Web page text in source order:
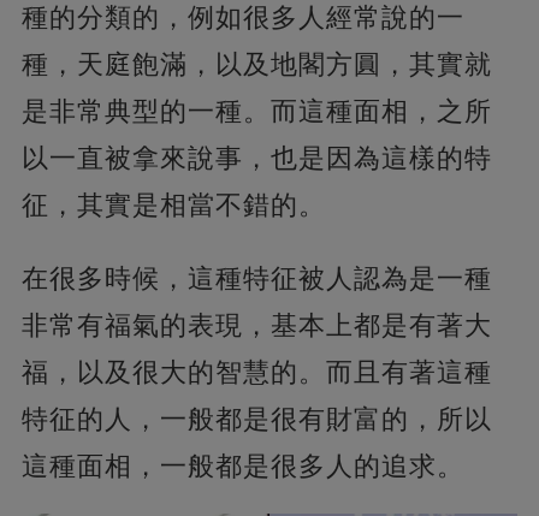
種的分類的，例如很多人經常說的一
種，天庭飽滿，以及地閣方圓，其實就
是非常典型的一種。而這種面相，之所
以一直被拿來說事，也是因為這樣的特
征，其實是相當不錯的。
在很多時候，這種特征被人認為是一種
非常有福氣的表現，基本上都是有著大
福，以及很大的智慧的。而且有著這種
特征的人，一般都是很有財富的，所以
這種面相，一般都是很多人的追求。